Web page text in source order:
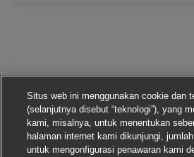
Situs web ini menggunakan cookie dan
(selanjutnya disebut “teknologi”), yang
kami, misalnya, untuk menentukan
halaman internet kami dikunjungi,
untuk mengonfigurasi penawaran kami